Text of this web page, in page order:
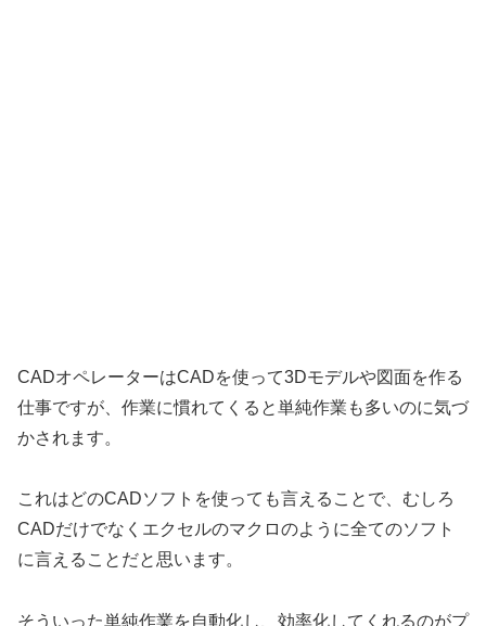
CADオペレーターはCADを使って3Dモデルや図面を作る
仕事ですが、作業に慣れてくると単純作業も多いのに気づ
かされます。
これはどのCADソフトを使っても言えることで、むしろ
CADだけでなくエクセルのマクロのように全てのソフト
に言えることだと思います。
そういった単純作業を自動化し、効率化してくれるのがプ